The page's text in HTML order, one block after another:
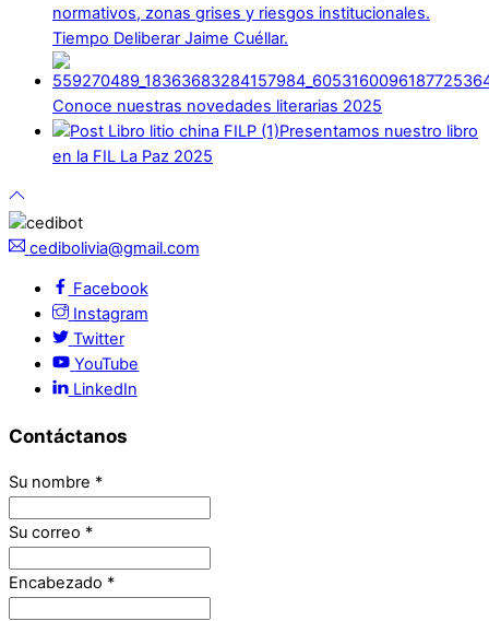
normativos, zonas grises y riesgos institucionales.
Tiempo Deliberar Jaime Cuéllar.
Conoce nuestras novedades literarias 2025
Presentamos nuestro libro
en la FIL La Paz 2025
cedibolivia@gmail.com
Facebook
Instagram
Twitter
YouTube
LinkedIn
Contáctanos
Su nombre *
Su correo *
Encabezado *